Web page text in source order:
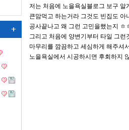
저는 처음에 노을욕실블로그 보구 알
큰맘먹고 하는거라 그것도 빈집도
공사끝나고 왜 그런 고민을했는지 ㅎ
그리고 처음에 양변기부터 타일 그
마무리를 깜끔하고 세심하게 해주셔
노을욕실에서 시공하시면 후회하지